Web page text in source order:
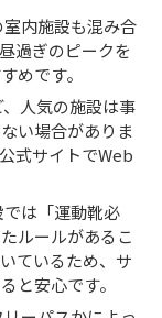
内施設も混み合
過ぎのピークを
めです。
人気の施設は事
い場合がありま
式サイトでWeb
は「運動靴必
ルールがあるこ
ているため、サ
と安心です。